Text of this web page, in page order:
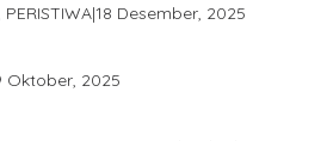
|18 Desember, 2025
Oktober, 2025